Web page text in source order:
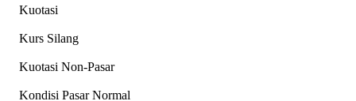
Kuotasi
Kurs Silang
Kuotasi Non-Pasar
Kondisi Pasar Normal